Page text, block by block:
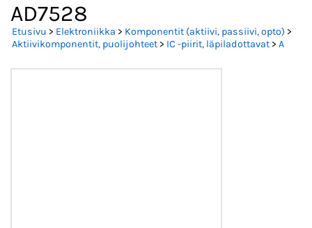
AD7528
Etusivu > Elektroniikka > Komponentit (aktiivi, passiivi, opto) >
Aktiivikomponentit, puolijohteet> IC -piirit, läpiladottavat> A